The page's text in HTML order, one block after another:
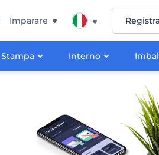
Stampa Interno
Imparare